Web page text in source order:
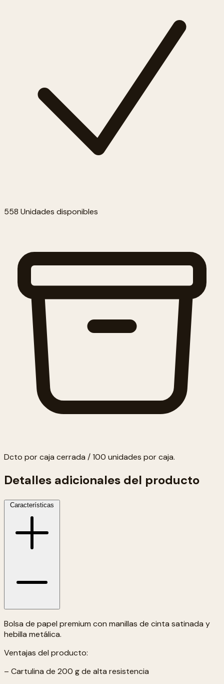
558 Unidades disponibles
Dcto por caja cerrada / 100 unidades por caja.
Detalles adicionales del producto
Características
Bolsa de papel premium con manillas de cinta satinada y
hebilla metálica.
Ventajas del producto:
– Cartulina de 200 g de alta resistencia